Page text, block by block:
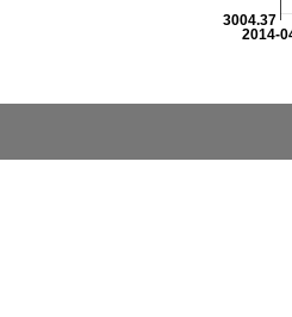
2014-
3004.37